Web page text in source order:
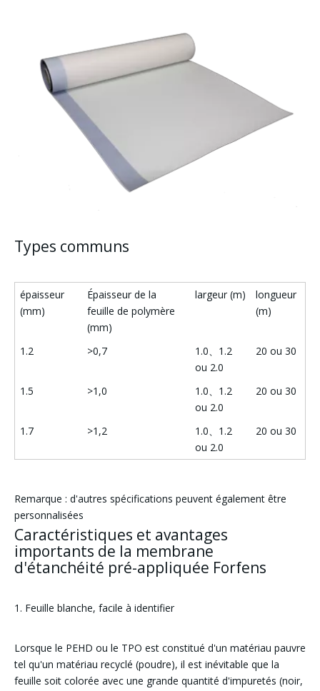
Types communs
épaisseur
(mm)
Épaisseur de la
feuille de polymère
(mm)
largeur (m)
longueur
(m)
1.2 >0,7
1.0、1.2
ou 2.0
20 ou 30
1.5 >1,0
1.0、1.2
ou 2.0
20 ou 30
1.7 >1,2
1.0、1.2
ou 2.0
20 ou 30
Remarque : d'autres spécifications peuvent également être
personnalisées
Caractéristiques et avantages
importants de la membrane
d'étanchéité pré-appliquée Forfens
1. Feuille blanche, facile à identifier
Lorsque le PEHD ou le TPO est constitué d'un matériau pauvre
tel qu'un matériau recyclé (poudre), il est inévitable que la
feuille soit colorée avec une grande quantité d'impuretés (noir,